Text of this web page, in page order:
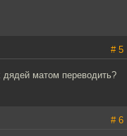
# 5
матом переводить?
# 6